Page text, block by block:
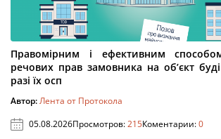
Правомірним і ефективним
речових прав замовника на об’єкт
разі їх осп
Автор:Лента от Протокола
05.08.2026Просмотров:215Коментарии:0